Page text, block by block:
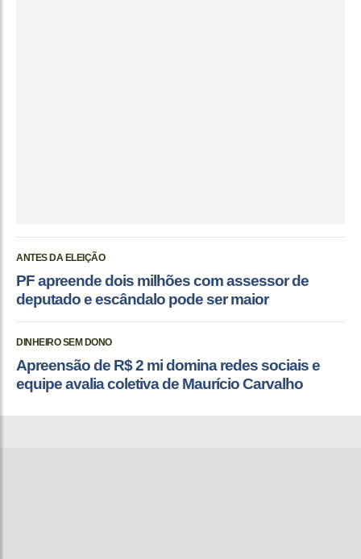
ANTES DA ELEIÇÃO
PF apreende dois milhões com assessor de
deputado e escândalo pode ser maior
DINHEIRO SEM DONO
Apreensão de R$ 2 mi domina redes sociais e
equipe avalia coletiva de Maurício Carvalho